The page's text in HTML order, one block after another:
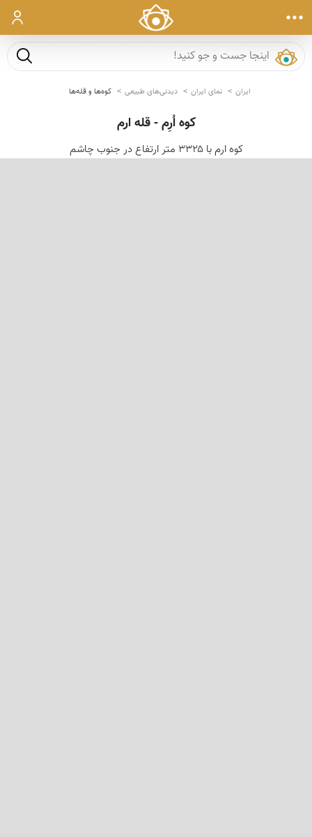
ورود
جست و
ایران نمای ایران دیدنی‌های طبیعی کوه‌ها و قله‌ها
کوه اُرِم - قله ارم
کوه ارم با ۳۳۲۵ متر ارتفاع در جنوب چاشم